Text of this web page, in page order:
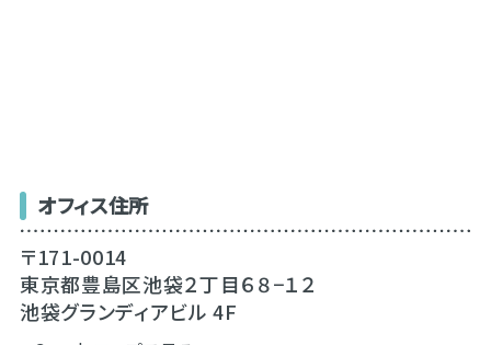
オフィス住所
〒171-0014
東京都豊島区池袋２丁目６８−１２
池袋グランディアビル 4F